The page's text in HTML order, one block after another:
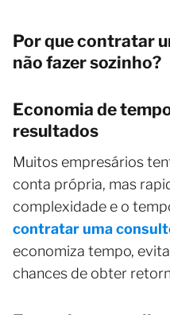
Por que contratar
não fazer sozinho?
Economia de
resultados
Muitos empresários
conta própria, mas
complexidade e o
contratar uma
economiza tempo,
chances de obter